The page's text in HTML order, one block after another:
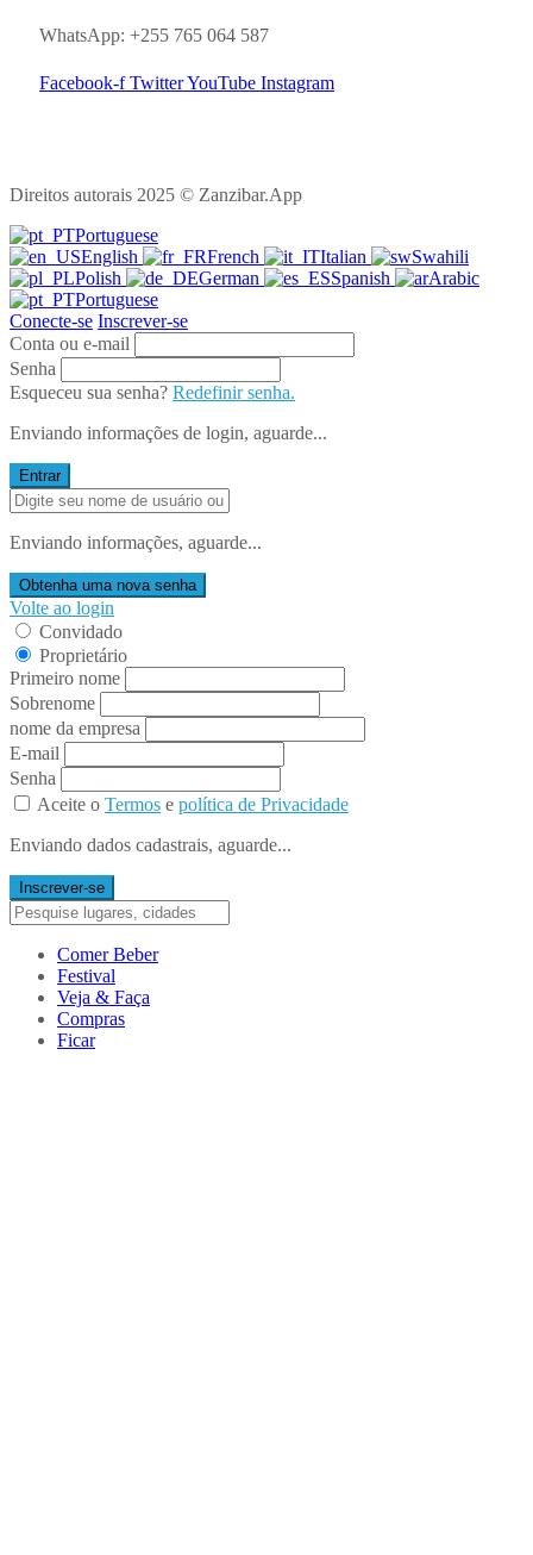
WhatsApp: +255 765 064 587
Facebook-f TwitterYouTube Instagram
Direitos autorais 2025 © Zanzibar.App
Portuguese
English
French Italian
Swahili
Polish
German Spanish
Arabic
Portuguese
Conecte-se Inscrever-se
Conta ou e-mail
Senha
Esqueceu sua senha? Redefinir senha.
Enviando informações de login, aguarde...
Entrar
Enviando informações, aguarde...
Obtenha uma nova senha
Volte ao login
Convidado
Proprietário
Primeiro nome
Sobrenome
nome da empresa
E-mail
Senha
Aceite o Termos e política de Privacidade
Enviando dados cadastrais, aguarde...
Inscrever-se
Comer Beber
Festival
Veja & Faça
Compras
Ficar